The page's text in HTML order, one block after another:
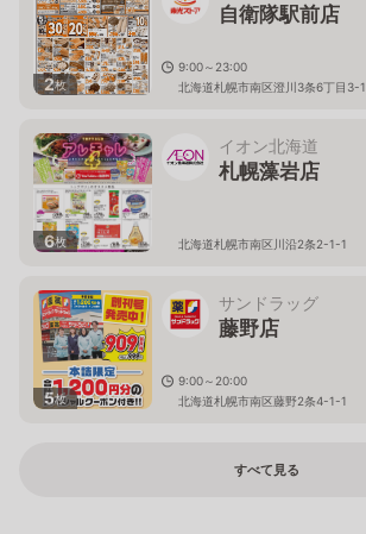
2枚
自衛隊駅前店
9:00～23:00
北海道札幌市南区澄川3条6丁目3-1
6枚
イオン北海道
札幌藻岩店
北海道札幌市南区川沿2条2-1-1
5枚
サンドラッグ
藤野店
9:00～20:00
北海道札幌市南区藤野2条4-1-1
すべて見る